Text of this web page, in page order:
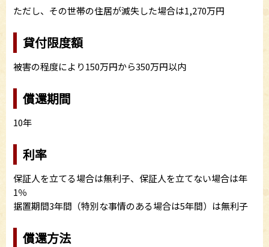
ただし、その世帯の住居が滅失した場合は1,270万円
貸付限度額
被害の程度により150万円から350万円以内
償還期間
10年
利率
保証人を立てる場合は無利子、保証人を立てない場合は年
1％
据置期間3年間（特別な事情のある場合は5年間）は無利子
償還方法